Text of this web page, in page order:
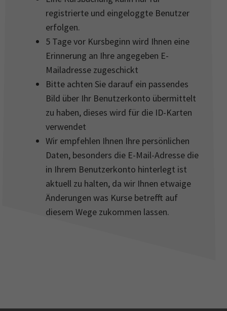
registrierte und eingeloggte Benutzer
erfolgen.
5 Tage vor Kursbeginn wird Ihnen eine
Erinnerung an Ihre angegeben E-
Mailadresse zugeschickt
Bitte achten Sie darauf ein passendes
Bild über Ihr Benutzerkonto übermittelt
zu haben, dieses wird für die ID-Karten
verwendet
Wir empfehlen Ihnen Ihre persönlichen
Daten, besonders die E-Mail-Adresse die
in Ihrem Benutzerkonto hinterlegt ist
aktuell zu halten, da wir Ihnen etwaige
Änderungen was Kurse betrefft auf
diesem Wege zukommen lassen.